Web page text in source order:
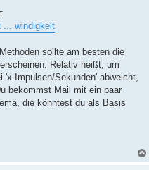
... windigkeit
sollte am besten die
Relativ heißt, um
'x Impulsen/Sekunden' abweicht,
bekommst Mail mit ein paar
die könntest du als Basis